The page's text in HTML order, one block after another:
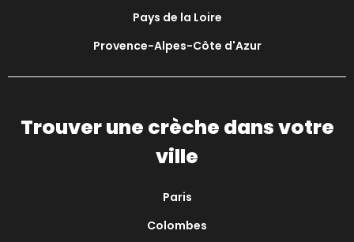
Pays de la Loire
Provence-Alpes-Côte d'Azur
Trouver une crèche dans votre
ville
Paris
Colombes